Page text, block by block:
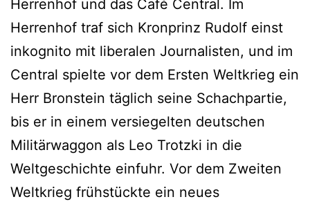
Herrenhof und das Café Central. Im
Herrenhof traf sich Kronprinz Rudolf einst
inkognito mit liberalen Journalisten, und im
Central spielte vor dem Ersten Weltkrieg ein
Herr Bronstein täglich seine Schachpartie,
bis er in einem versiegelten deutschen
Militärwaggon als Leo Trotzki in die
Weltgeschichte einfuhr. Vor dem Zweiten
Weltkrieg frühstückte ein neues